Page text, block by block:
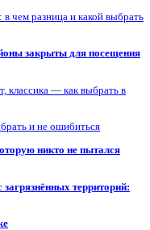
в чем разница и какой выбрать
закрыты для посещения
классика — как выбрать в
и не ошибиться
никто не пытался
территорий: